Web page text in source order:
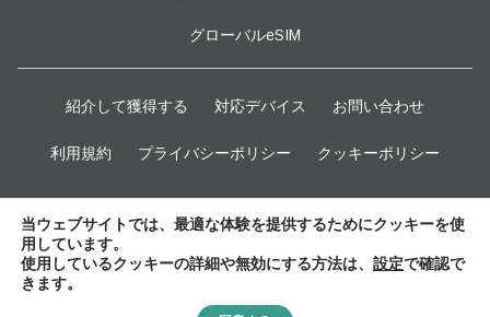
グローバルeSIM
紹介して獲得する 対応デバイス お問い合わせ
利用規約 プライバシーポリシー クッキーポリシー
当ウェブサイトでは、最適な体験を提供するためにクッキーを使
用しています。
使用しているクッキーの詳細や無効にする方法は、 設定で確認で
きます。